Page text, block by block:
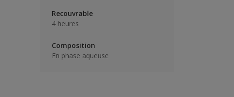
Recouvrable
4 heures
Composition
En phase aqueuse